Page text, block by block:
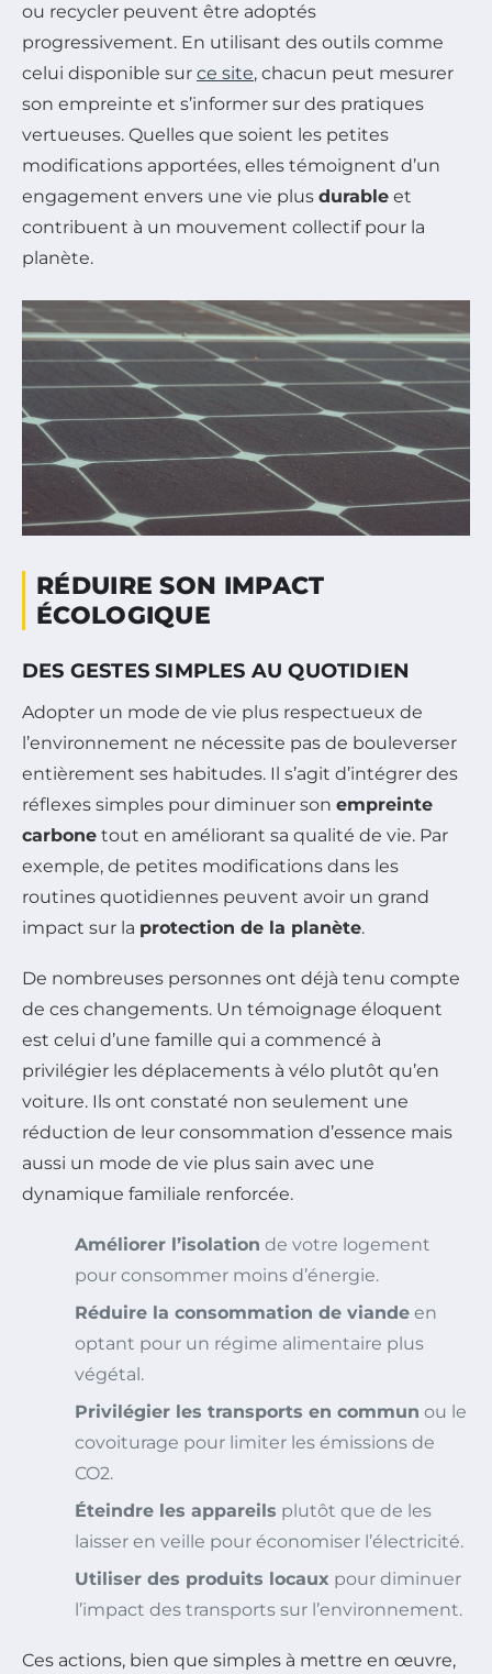
ou recycler peuvent être adoptés
progressivement. En utilisant des outils comme
celui disponible sur ce site, chacun peut mesurer
son empreinte et s’informer sur des pratiques
vertueuses. Quelles que soient les petites
modifications apportées, elles témoignent d’un
engagement envers une vie plus durable et
contribuent à un mouvement collectif pour la
planète.
RÉDUIRE SON IMPACT
ÉCOLOGIQUE
DES GESTES SIMPLES AU QUOTIDIEN
Adopter un mode de vie plus respectueux de
l’environnement ne nécessite pas de bouleverser
entièrement ses habitudes. Il s’agit d’intégrer des
réflexes simples pour diminuer son empreinte
carbone tout en améliorant sa qualité de vie. Par
exemple, de petites modifications dans les
routines quotidiennes peuvent avoir un grand
impact sur la protection de la planète.
De nombreuses personnes ont déjà tenu compte
de ces changements. Un témoignage éloquent
est celui d’une famille qui a commencé à
privilégier les déplacements à vélo plutôt qu’en
voiture. Ils ont constaté non seulement une
réduction de leur consommation d’essence mais
aussi un mode de vie plus sain avec une
dynamique familiale renforcée.
Améliorer l’isolation de votre logement
pour consommer moins d’énergie.
Réduire la consommation de viande en
optant pour un régime alimentaire plus
végétal.
Privilégier les transports en commun ou le
covoiturage pour limiter les émissions de
CO2.
Éteindre les appareils plutôt que de les
laisser en veille pour économiser l’électricité.
Utiliser des produits locaux pour diminuer
l’impact des transports sur l’environnement.
Ces actions, bien que simples à mettre en œuvre,